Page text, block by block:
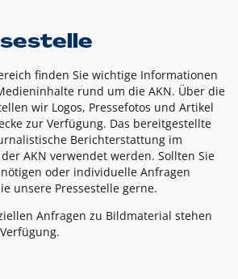
finden Sie wichtige Informationen
rund um die AKN. Über die
wir Logos, Pressefotos und Artikel
zur Verfügung. Das bereitgestellte
Berichterstattung im
AKN verwendet werden. Sollten Sie
oder individuelle Anfragen
unsere Pressestelle gerne.
Anfragen zu Bildmaterial stehen